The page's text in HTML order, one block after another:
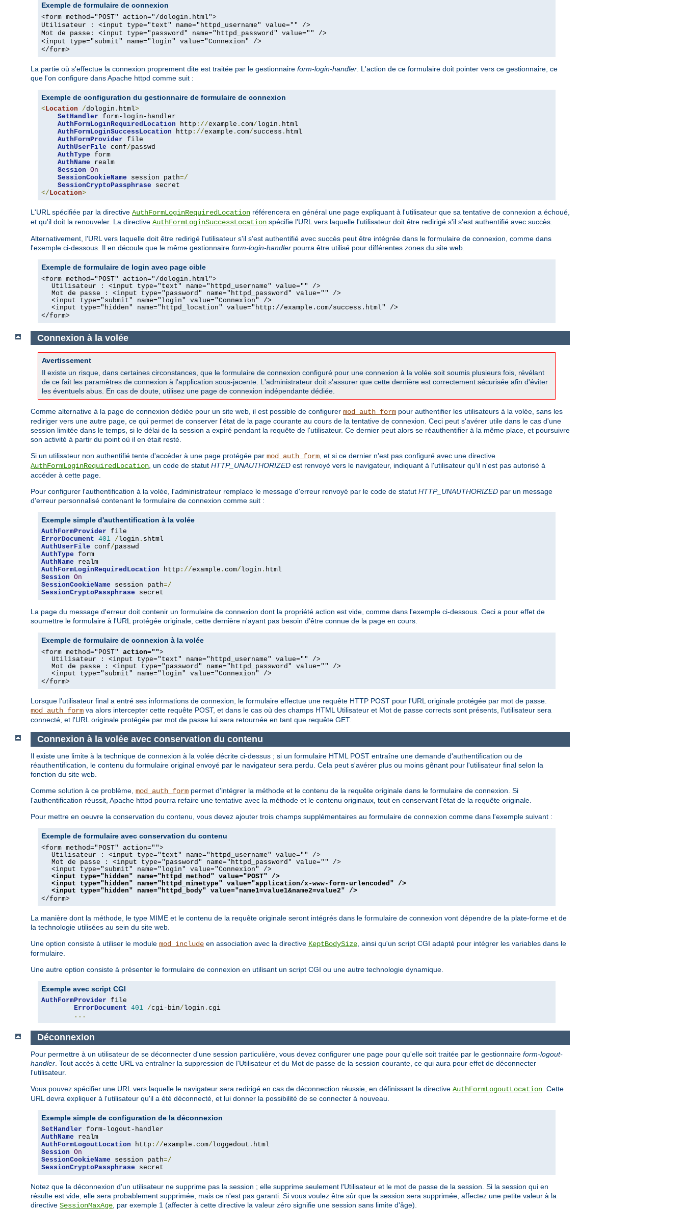
Exemple de formulaire de connexion
<form method="POST" action="/dologin.html">
Utilisateur : <input type="text" name="httpd_username" value="" />
Mot de passe: <input type="password" name="httpd_password" value="" />
<input type="submit" name="login" value="Connexion" />
</form>
La partie où s'effectue la connexion proprement dite est traitée par le gestionnaire form-login-handler . L'action de ce formulaire doit pointer vers ce gestionnaire, ce
que l'on configure dans Apache httpd comme suit :
Exemple de configuration du gestionnaire de formulaire de connexion
< Location /dologin . html>
SetHandler form-login-handler
AuthFormLoginRequiredLocation http ://example . com/login . html
AuthFormLoginSuccessLocation http ://example . com/success . html
AuthFormProvider file
AuthUserFile conf/passwd
AuthType form
AuthName realm
Session On
SessionCookieName session path=/
SessionCryptoPassphrase
</ Location>
L'URL spécifiée par la directive AuthFormLoginRequiredLocation référencera en général une page expliquant à l'utilisateur que sa tentative de connexion a échoué,
et qu'il doit la renouveler. La directive AuthFormLoginSuccessLocation spécifie l'URL vers laquelle l'utilisateur doit être redirigé s'il s'est authentifié avec succès.
Alternativement, l'URL vers laquelle doit être redirigé l'utilisateur s'il s'est authentifié avec succès peut être intégrée dans le formulaire de connexion, comme dans
l'exemple ci-dessous. Il en découle que le même gestionnaire form-login-handler pourra être utilisé pour différentes zones du site web.
Exemple de formulaire de login avec page cible
<form method="POST" action="/dologin.html">
Utilisateur : <input type="text" name="httpd_username" value="" />
Mot de passe : <input type="password" name="httpd_password" value="" />
<input type="submit" name="login" value="Connexion" />
<input type="hidden" name="httpd_location" value="http://example.com/success.html" />
</form>
Connexion à la volée
Avertissement
Il existe un risque, dans certaines circonstances, que le formulaire de connexion configuré pour une connexion à la volée soit soumis plusieurs fois, révélant
de ce fait les paramètres de connexion à l'application sous-jacente. L'administrateur doit s'assurer que cette dernière est correctement sécurisée afin d'éviter
les éventuels abus. En cas de doute, utilisez une page de connexion indépendante dédiée.
Comme alternative à la page de connexion dédiée pour un site web, il est possible de configurer mod_auth_form pour authentifier les utilisateurs à la volée, sans les
rediriger vers une autre page, ce qui permet de conserver l'état de la page courante au cours de la tentative de connexion. Ceci peut s'avérer utile dans le cas d'une
session limitée dans le temps, si le délai de la session a expiré pendant la requête de l'utilisateur. Ce dernier peut alors se réauthentifier à la même place, et poursuivre
son activité à partir du point où il en était resté.
Si un utilisateur non authentifié tente d'accéder à une page protégée par mod_auth_form, et si ce dernier n'est pas configuré avec une directive
AuthFormLoginRequiredLocation, un code de statut HTTP_UNAUTHORIZED est renvoyé vers le navigateur, indiquant à l'utilisateur qu'il n'est pas autorisé à
accéder à cette page.
Pour configurer l'authentification à la volée, l'administrateur remplace le message d'erreur renvoyé par le code de statut HTTP_UNAUTHORIZED par un message
d'erreur personnalisé contenant le formulaire de connexion comme suit :
Exemple simple d'authentification à la volée
AuthFormProvider
ErrorDocument 401 /login .
AuthUserFile conf/
AuthType
AuthName
AuthFormLoginRequiredLocation http ://example . com/login .
Session On
SessionCookieName session path=/
SessionCryptoPassphrase secret
La page du message d'erreur doit contenir un formulaire de connexion dont la propriété action est vide, comme dans l'exemple ci-dessous. Ceci a pour effet de
soumettre le formulaire à l'URL protégée originale, cette dernière n'ayant pas besoin d'être connue de la page en cours.
Exemple de formulaire de connexion à la volée
<form method="POST" action="">
Utilisateur : <input type="text" name="httpd_username" value="" />
Mot de passe : <input type="password" name="httpd_password" value="" />
<input type="submit" name="login" value="Connexion" />
</form>
Lorsque l'utilisateur final a entré ses informations de connexion, le formulaire effectue une requête HTTP POST pour l'URL originale protégée par mot de passe.
mod_auth_form va alors intercepter cette requête POST, et dans le cas où des champs HTML Utilisateur et Mot de passe corrects sont présents, l'utilisateur sera
connecté, et l'URL originale protégée par mot de passe lui sera retournée en tant que requête GET.
Connexion à la volée avec conservation du contenu
Il existe une limite à la technique de connexion à la volée décrite ci-dessus ; si un formulaire HTML POST entraîne une demande d'authentification ou de
réauthentification, le contenu du formulaire original envoyé par le navigateur sera perdu. Cela peut s'avérer plus ou moins gênant pour l'utilisateur final selon la
fonction du site web.
Comme solution à ce problème, mod_auth_form permet d'intégrer la méthode et le contenu de la requête originale dans le formulaire de connexion. Si
l'authentification réussit, Apache httpd pourra refaire une tentative avec la méthode et le contenu originaux, tout en conservant l'état de la requête originale.
Pour mettre en oeuvre la conservation du contenu, vous devez ajouter trois champs supplémentaires au formulaire de connexion comme dans l'exemple suivant :
Exemple de formulaire avec conservation du contenu
<form method="POST" action="">
Utilisateur : <input type="text" name="httpd_username" value="" />
Mot de passe : <input type="password" name="httpd_password" value="" />
<input type="submit" name="login" value="Connexion" />
<input type="hidden" name="httpd_method" value="POST" />
<input type="hidden" name="httpd_mimetype" value="application/x-www-form-urlencoded" />
<input type="hidden" name="httpd_body" value="name1=value1&name2=value2" />
</form>
La manière dont la méthode, le type MIME et le contenu de la requête originale seront intégrés dans le formulaire de connexion vont dépendre de la plate-forme et de
la technologie utilisées au sein du site web.
Une option consiste à utiliser le module mod_include en association avec la directive KeptBodySize , ainsi qu'un script CGI adapté pour intégrer les variables dans le
formulaire.
Une autre option consiste à présenter le formulaire de connexion en utilisant un script CGI ou une autre technologie dynamique.
Exemple avec script CGI
AuthFormProvider file
ErrorDocument 401 /cgi-bin/login . cgi
...
Déconnexion
Pour permettre à un utilisateur de se déconnecter d'une session particulière, vous devez configurer une page pour qu'elle soit traitée par le gestionnaire form-logout-
handler . Tout accès à cette URL va entraîner la suppression de l'Utilisateur et du Mot de passe de la session courante, ce qui aura pour effet de déconnecter
l'utilisateur.
Vous pouvez spécifier une URL vers laquelle le navigateur sera redirigé en cas de déconnection réussie, en définissant la directive AuthFormLogoutLocation . Cette
URL devra expliquer à l'utilisateur qu'il a été déconnecté, et lui donner la possibilité de se connecter à nouveau.
Exemple simple de configuration de la déconnexion
SetHandler
AuthName
AuthFormLogoutLocation http ://example . com/loggedout .
Session On
SessionCookieName session path=/
SessionCryptoPassphrase secret
Notez que la déconnexion d'un utilisateur ne supprime pas la session ; elle supprime seulement l'Utilisateur et le mot de passe de la session. Si la session qui en
résulte est vide, elle sera probablement supprimée, mais ce n'est pas garanti. Si vous voulez être sûr que la session sera supprimée, affectez une petite valeur à la
directive SessionMaxAge , par exemple 1 (affecter à cette directive la valeur zéro signifie une session sans limite d'âge).